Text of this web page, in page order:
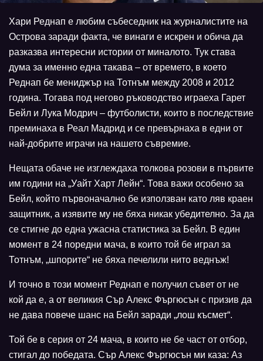
Хари Реднап е любим събеседник на журналистите на
Острова заради факта, че винаги е искрен и обича да
разказва интересни истории от миналото. Тук става
дума за именно една такава – от времето, в което
Реднап бе мениджър на Тотнъм между 2008 и 2012
година. Тогава под негово ръководство играеха Гарет
Бейл и Лука Модрич – футболисти, които в последствие
преминаха в Реал Мадрид и се превърнаха в едни от
най-добрите играчи на нашето съвремие.
Нещата обаче не изглеждаха толкова розови в първите
им години на „Уайт Харт Лейн“. Това важи особено за
Бейл, който първоначално бе използван като ляв краен
защитник, а изявите му не бяха никак убедително. За да
се стигне до една ужасна статистика за Бейл. В един
момент в 24 поредни мача, в които той бе играл за
Тотнъм, „шпорите“ не бяха печелили нито веднъж!
И точно в този момент Реднап е получил съвет от не
кой да е, а от великия Сър Алекс Фъргюсън с призив да
не дава повече шанс на Бейл заради „лош късмет“.
Той бе в серия от 24 мача, в които не бе част от отбор,
стигал до победата. Сър Алекс Фъргюсън ми каза: Аз